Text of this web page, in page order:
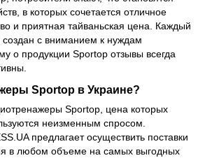
в которых сочетается отличное
и приятная тайваньская цена. Каждый
с вниманием к нуждам
о продукции Sportop отзывы всегда
Sportop в Украине?
Sportop, цена которых
неизменным спросом.
предлагает осуществить поставки
в любом объеме на самых выгодных